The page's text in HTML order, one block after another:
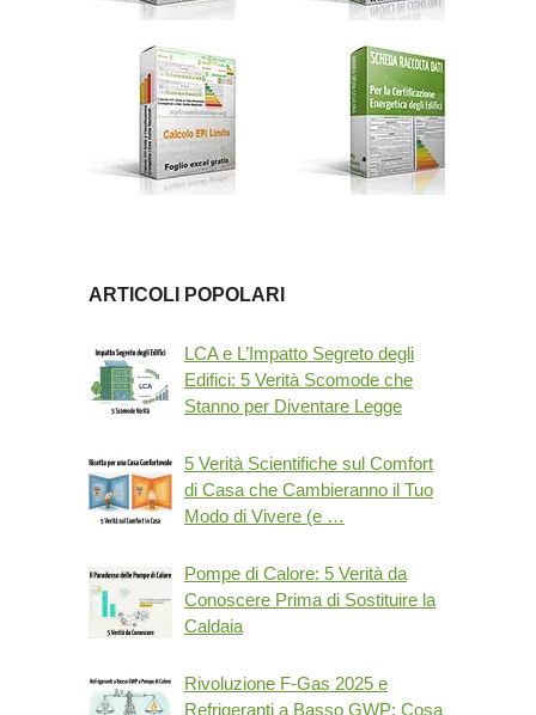
ARTICOLI POPOLARI
LCA e L’Impatto Segreto degli
Edifici: 5 Verità Scomode che
Stanno per Diventare Legge
5 Verità Scientifiche sul Comfort
di Casa che Cambieranno il Tuo
Modo di Vivere (e …
Pompe di Calore: 5 Verità da
Conoscere Prima di Sostituire la
Caldaia
Rivoluzione F-Gas 2025 e
Refrigeranti a Basso GWP: Cosa